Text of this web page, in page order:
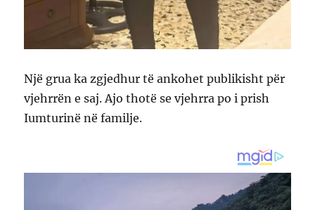
Një grua ka zgjedhur të ankohet publikisht për
vjehrrën e saj. Ajo thotë se vjehrra po i prish
Iumturinë në familje.